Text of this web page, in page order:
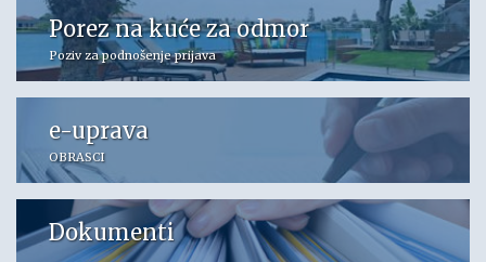
Porez na kuće za odmor
Poziv za podnošenje prijava
e-uprava
OBRASCI
Dokumenti